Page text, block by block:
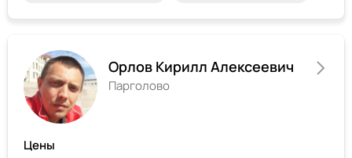
Орлов Кирилл Алексеевич
Парголово
Цены